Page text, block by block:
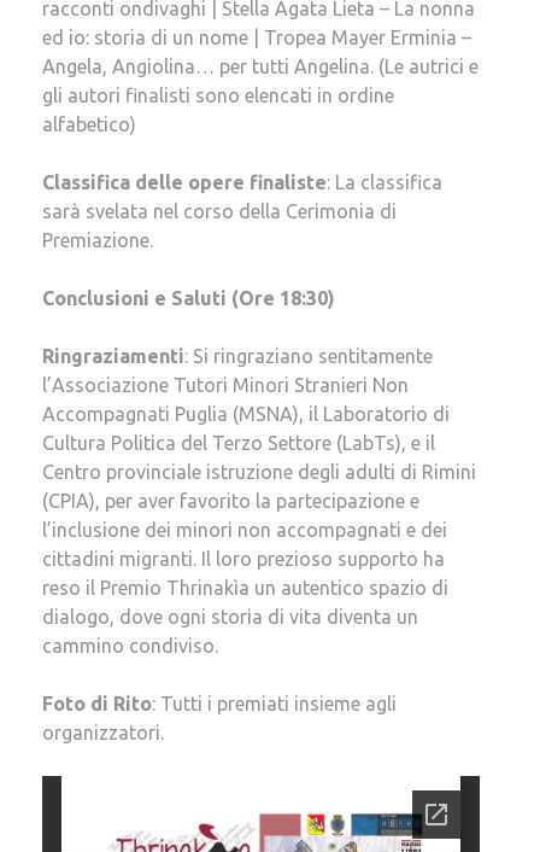
racconti ondivaghi | Stella Agata Lieta – La nonna
ed io: storia di un nome | Tropea Mayer Erminia –
Angela, Angiolina… per tutti Angelina. (Le autrici e
gli autori finalisti sono elencati in ordine
alfabetico)
Classifica delle opere finaliste: La classifica
sarà svelata nel corso della Cerimonia di
Premiazione.
Conclusioni e Saluti (Ore 18:30)
Ringraziamenti: Si ringraziano sentitamente
l’Associazione Tutori Minori Stranieri Non
Accompagnati Puglia (MSNA), il Laboratorio di
Cultura Politica del Terzo Settore (LabTs), e il
Centro provinciale istruzione degli adulti di Rimini
(CPIA), per aver favorito la partecipazione e
l’inclusione dei minori non accompagnati e dei
cittadini migranti. Il loro prezioso supporto ha
reso il Premio Thrinakìa un autentico spazio di
dialogo, dove ogni storia di vita diventa un
cammino condiviso.
Foto di Rito: Tutti i premiati insieme agli
organizzatori.